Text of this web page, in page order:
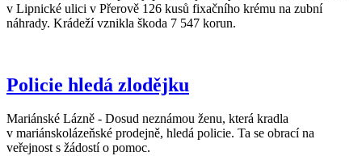
v Lipnické ulici v Přerově 126 kusů fixačního krému na zubní
náhrady. Krádeží vznikla škoda 7 547 korun.
Policie hledá zlodějku
Mariánské Lázně - Dosud neznámou ženu, která kradla
v mariánskolázeňské prodejně, hledá policie. Ta se obrací na
veřejnost s žádostí o pomoc.